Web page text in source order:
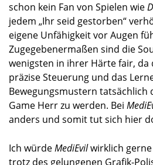
Ich würdeMediEvilwirklich
trotz des gelungenen Grafik-
wie vor guten Humor, trüben die
und die altbackene Kamera,
Speicherpunkte meinen
Bedenkt man nun noch, dass
einem der Entwickler als Retro-
werden, komme ich mir fast ein
war, können aber gerne